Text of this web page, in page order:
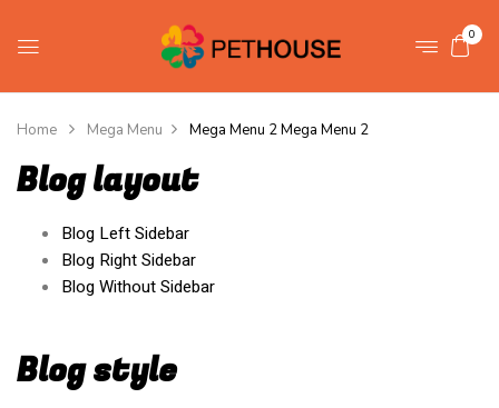
0
Home Mega Menu Mega Menu 2Mega Menu 2
Blog layout
Blog Left Sidebar
Blog Right Sidebar
Blog Without Sidebar
Blog style